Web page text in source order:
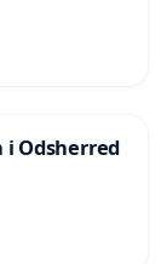
i Odsherred